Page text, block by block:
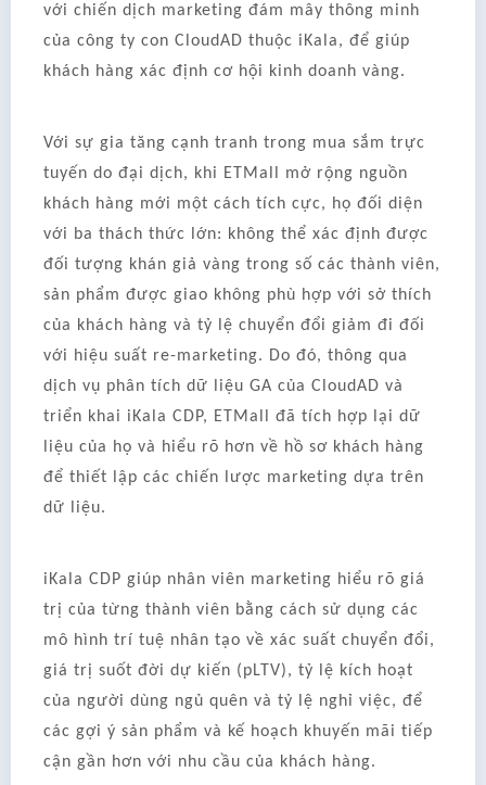
với chiến dịch marketing đám mây thông minh
của công ty con CloudAD thuộc iKala, để giúp
khách hàng xác định cơ hội kinh doanh vàng.
Với sự gia tăng cạnh tranh trong mua sắm trực
tuyến do đại dịch, khi ETMall mở rộng nguồn
khách hàng mới một cách tích cực, họ đối diện
với ba thách thức lớn: không thể xác định được
đối tượng khán giả vàng trong số các thành viên,
sản phẩm được giao không phù hợp với sở thích
của khách hàng và tỷ lệ chuyển đổi giảm đi đối
với hiệu suất re-marketing. Do đó, thông qua
dịch vụ phân tích dữ liệu GA của CloudAD và
triển khai iKala CDP, ETMall đã tích hợp lại dữ
liệu của họ và hiểu rõ hơn về hồ sơ khách hàng
để thiết lập các chiến lược marketing dựa trên
dữ liệu.
iKala CDP giúp nhân viên marketing hiểu rõ giá
trị của từng thành viên bằng cách sử dụng các
mô hình trí tuệ nhân tạo về xác suất chuyển đổi,
giá trị suốt đời dự kiến (pLTV), tỷ lệ kích hoạt
của người dùng ngủ quên và tỷ lệ nghỉ việc, để
các gợi ý sản phẩm và kế hoạch khuyến mãi tiếp
cận gần hơn với nhu cầu của khách hàng.